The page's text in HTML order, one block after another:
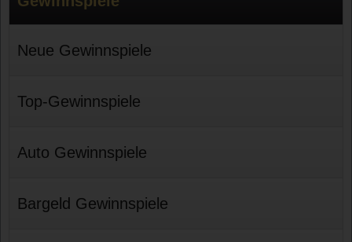
Neue Gewinnspiele
Top-Gewinnspiele
Auto Gewinnspiele
Bargeld Gewinnspiele